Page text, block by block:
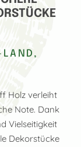
Holz verleiht
Note. Dank
Vielseitigkeit
Dekorstücke